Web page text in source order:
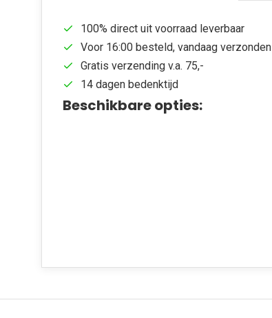
100% direct uit voorraad leverbaar
Voor 16:00 besteld, vandaag verzonden
Gratis verzending v.a. 75,-
14 dagen bedenktijd
Beschikbare opties: